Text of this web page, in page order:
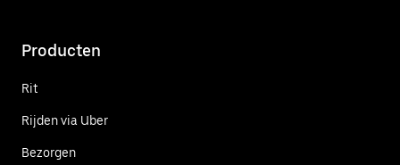
Producten
Rit
Rijden via Uber
Bezorgen